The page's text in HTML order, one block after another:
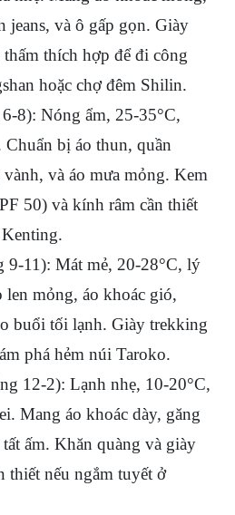
jeans, và ô gấp gọn. Giày
thấm thích hợp để đi công
hoặc chợ đêm Shilin.
8): Nóng ẩm, 25-35°C,
Chuẩn bị áo thun, quần
và áo mưa mỏng. Kem
50) và kính râm cần thiết
9-11): Mát mẻ, 20-28°C, lý
mỏng, áo khoác gió,
buổi tối lạnh. Giày trekking
phá hẻm núi Taroko.
12-2): Lạnh nhẹ, 10-20°C,
Mang áo khoác dày, găng
ấm. Khăn quàng và giày
thiết nếu ngắm tuyết ở